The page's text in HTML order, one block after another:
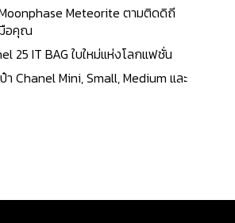
Meteorite ตามติดดิถี
อคุณ
25 IT BAG ใบใหม่แห่งโลกแฟชั่น
า Chanel Mini, Small, Medium และ